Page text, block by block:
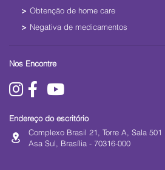
Obtenção de home care
Negativa de medicamentos
Nos Encontre
Endereço do escritório
Complexo Brasil 21, Torre A, Sala 501
Asa Sul, Brasília - 70316-000